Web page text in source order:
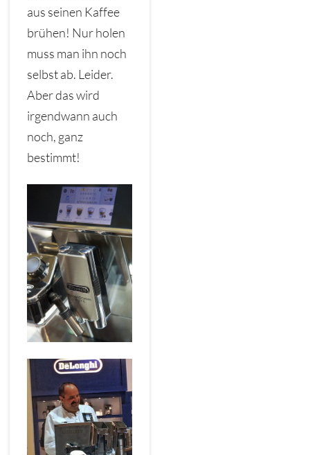
aus seinen Kaffee
brühen! Nur holen
muss man ihn noch
selbst ab. Leider.
Aber das wird
irgendwann auch
noch, ganz
bestimmt!